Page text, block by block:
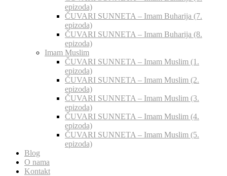
epizoda)
ČUVARI SUNNETA – Imam Buharija (7.
epizoda)
ČUVARI SUNNETA – Imam Buharija (8.
epizoda)
Imam Muslim
ČUVARI SUNNETA – Imam Muslim (1.
epizoda)
ČUVARI SUNNETA – Imam Muslim (2.
epizoda)
ČUVARI SUNNETA – Imam Muslim (3.
epizoda)
ČUVARI SUNNETA – Imam Muslim (4.
epizoda)
ČUVARI SUNNETA – Imam Muslim (5.
epizoda)
Blog
O nama
Kontakt